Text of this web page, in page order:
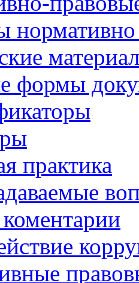
формы
практика